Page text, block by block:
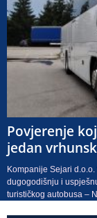
Povjerenje
jedan
Kompanije Sejari
dugogodišnju i
turističkog autobusa –